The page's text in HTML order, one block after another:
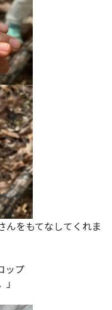
んをもてなしてくれま
ップ